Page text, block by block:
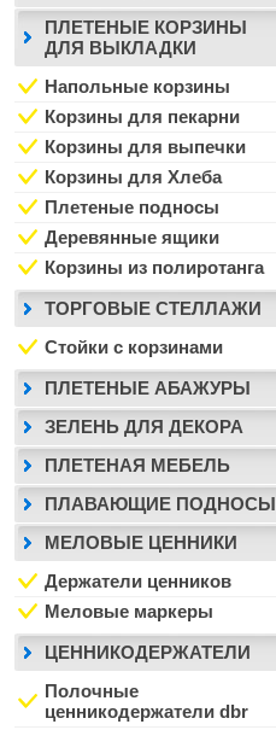
ПЛЕТЕНЫЕ КОРЗИНЫ
ДЛЯ ВЫКЛАДКИ
Напольные корзины
Корзины для пекарни
Корзины для выпечки
Корзины для Хлеба
Плетеные подносы
Деревянные ящики
Корзины из полиротанга
ТОРГОВЫЕ СТЕЛЛАЖИ
Стойки с корзинами
ПЛЕТЕНЫЕ АБАЖУРЫ
ЗЕЛЕНЬ ДЛЯ ДЕКОРА
ПЛЕТЕНАЯ МЕБЕЛЬ
ПЛАВАЮЩИЕ ПОДНОСЫ
МЕЛОВЫЕ ЦЕННИКИ
Держатели ценников
Меловые маркеры
ЦЕННИКОДЕРЖАТЕЛИ
Полочные
ценникодержатели dbr